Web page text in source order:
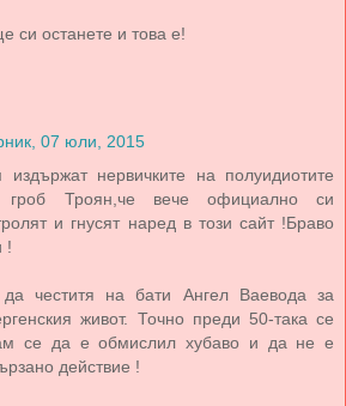
си остaнете и товa е!
07 юли, 2015
нервичките на полуидиотите
Троян,че вече официално си
и гнусят наред в този сайт !Браво
!
честитя на бати Ангел Ваевода за
живот. Точно преди 50-така се
се да е обмислил хубаво и да не е
действие !